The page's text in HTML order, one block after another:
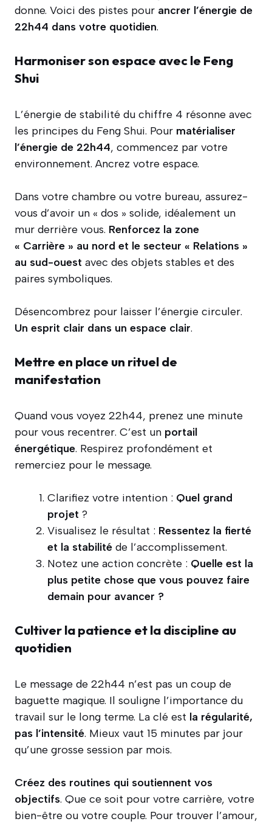
donne. Voici des pistes pour ancrer l’énergie de
22h44 dans votre quotidien.
Harmoniser son espace avec le Feng
Shui
L’énergie de stabilité du chiffre 4 résonne avec
les principes du Feng Shui. Pour matérialiser
l’énergie de 22h44, commencez par votre
environnement. Ancrez votre espace.
Dans votre chambre ou votre bureau, assurez-
vous d’avoir un « dos » solide, idéalement un
mur derrière vous. Renforcez la zone
« Carrière » au nord et le secteur « Relations »
au sud-ouest avec des objets stables et des
paires symboliques.
Désencombrez pour laisser l’énergie circuler.
Un esprit clair dans un espace clair.
Mettre en place un rituel de
manifestation
Quand vous voyez 22h44, prenez une minute
pour vous recentrer. C’est un portail
énergétique. Respirez profondément et
remerciez pour le message.
Clarifiez votre intention : Quel grand
projet ?
Visualisez le résultat : Ressentez la fierté
et la stabilité de l’accomplissement.
Notez une action concrète : Quelle est la
plus petite chose que vous pouvez faire
demain pour avancer ?
Cultiver la patience et la discipline au
quotidien
Le message de 22h44 n’est pas un coup de
baguette magique. Il souligne l’importance du
travail sur le long terme. La clé est la régularité,
pas l’intensité. Mieux vaut 15 minutes par jour
qu’une grosse session par mois.
Créez des routines qui soutiennent vos
objectifs. Que ce soit pour votre carrière, votre
bien-être ou votre couple. Pour trouver l’amour,